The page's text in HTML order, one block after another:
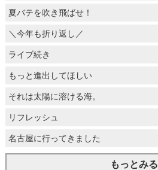
夏バテを吹き飛ばせ！
＼今年も折り返し／
ライブ続き
もっと進出してほしい
それは太陽に溶ける海。
リフレッシュ
名古屋に行ってきました
もっとみる